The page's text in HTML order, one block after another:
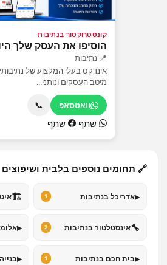
קונסטרוקטור בנתיבות
הוסיפו את העסק שלך
📍 נתיבות
אינדקס בעלי המקצוע של
מיטב העסקים ונותני...
וואטסאפ 📞
שתף שתף
🔗 תחומים נוספים בלבית ושיפוצים
▸אדריכל בנתיבות 1
🏗️
🔧אינסטלטור בנתיבות 2
▸
▸בית חכם בנתיבות 1
▸